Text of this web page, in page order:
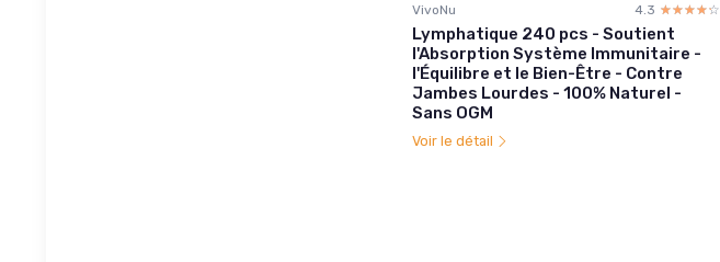
VivoNu 4.3 ☆☆☆☆☆
★★★★★
Lymphatique 240 pcs - Soutient
l'Absorption Système Immunitaire -
l'Équilibre et le Bien-Être - Contre
Jambes Lourdes - 100% Naturel -
Sans OGM
Voir le détail